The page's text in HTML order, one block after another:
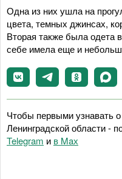
Одна из них ушла на
цвета, темных джинсах,
Вторая также была одета
себе имела еще и
Чтобы первыми узнавать
Ленинградской области -
Telegram и в Maх